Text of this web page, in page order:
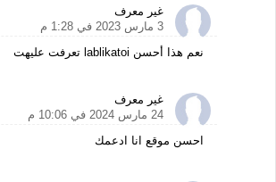
غير معرف
3 مارس 2023 في 1:28 م
نعم هذا أحسن lablikatoi تعرفت عليهت
غير معرف
24 مارس 2024 في 10:06 م
احسن موقع انا ادعمك